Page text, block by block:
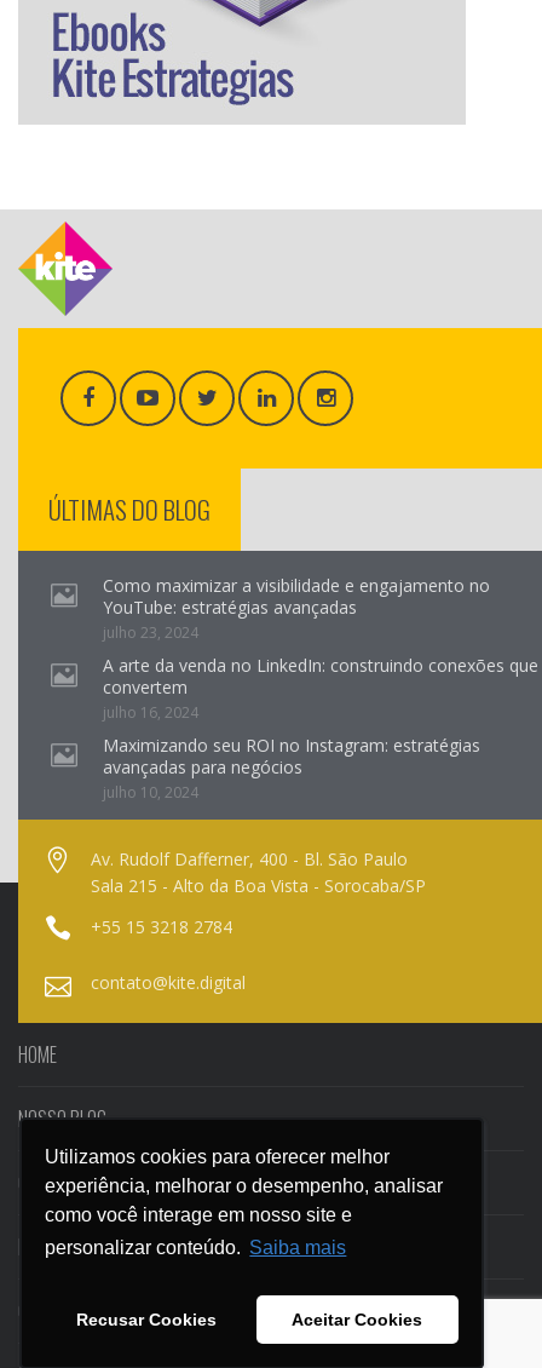
Utilizamos cookies para oferecer melhor
experiência, melhorar o desempenho, analisar
como você interage em nosso site e
personalizar conteúdo. Saiba mais
Recusar Cookies Aceitar Cookies
Utilizamos cookies para oferecer melhor
experiência, melhorar o desempenho, analisar
como você interage em nosso site e
personalizar conteúdo. Saiba mais
Recusar Cookies Aceitar Cookies
ÚLTIMAS DO BLOG
Como maximizar a visibilidade e engajamento no
YouTube: estratégias avançadas
julho 23, 2024
A arte da venda no LinkedIn: construindo conexões que
convertem
julho 16, 2024
Maximizando seu ROI no Instagram: estratégias
avançadas para negócios
julho 10, 2024
Av. Rudolf Dafferner, 400 - Bl. São Paulo
Sala 215 - Alto da Boa Vista - Sorocaba/SP
+55 15 3218 2784
contato@kite.digital
HOME
NOSSO BLOG
CASES
EBOOKS
CONTATO